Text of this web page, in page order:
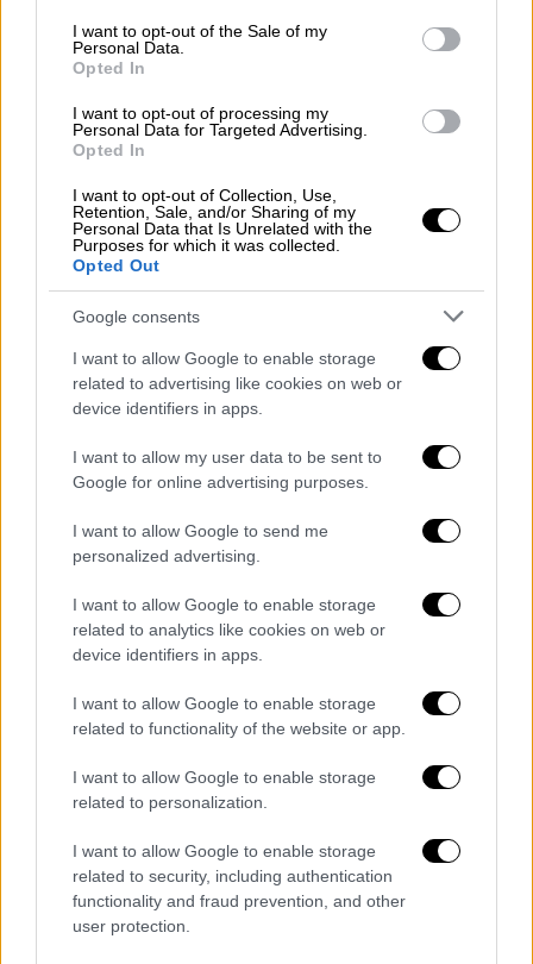
consent section.
I want to opt-out of the Sale of my
Personal Data.
Opted In
I want to opt-out of processing my
Personal Data for Targeted Advertising.
Opted In
I want to opt-out of Collection, Use,
Retention, Sale, and/or Sharing of my
Personal Data that Is Unrelated with the
Purposes for which it was collected.
Opted Out
Google consents
I want to allow Google to enable storage
related to advertising like cookies on web or
device identifiers in apps.
I want to allow my user data to be sent to
Google for online advertising purposes.
I want to allow Google to send me
personalized advertising.
I want to allow Google to enable storage
related to analytics like cookies on web or
device identifiers in apps.
I want to allow Google to enable storage
related to functionality of the website or app.
I want to allow Google to enable storage
related to personalization.
I want to allow Google to enable storage
related to security, including authentication
functionality and fraud prevention, and other
user protection.
Στο μεταξύ, η Κύπρος ολοκλήρωσε τις
υποχρεώσεις της στα προκριματικά του
Μουντιάλ με άλλη μια ήττα καθώς έχασε 2-1
στη Λιουμπλιάνα από τη Σλοβενία, με τον
84΄ να πετυχαίνουν τα γκολ των νικητών,
προτού μειώσει στο 89' ο Κακουλή. Η ομάδα
του Νίκου Κωστένογλου απέφυγε πάντως
την τελευταία θέση του 8ου ομίλου, καθώς η
ισόβαθμη Μάλτα γνώρισε τη συντριβή με 6-0
από τη Σλοβακία (χατ-τρικ ο Οντρέι
Ντούντα) και έμεινε τελευταία, λόγω
χειρότερης διαφοράς τερμάτων.
Βαθμολογία
Κροατία 23 - Πρόκριση στο Μουντιάλ
Ρωσία 22 - Μπαράζ
Σλοβακία 14